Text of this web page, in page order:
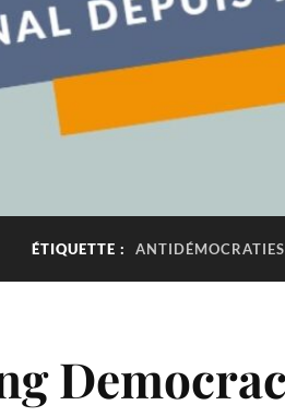
ÉTIQUETTE : ANTIDÉMOCRATIES